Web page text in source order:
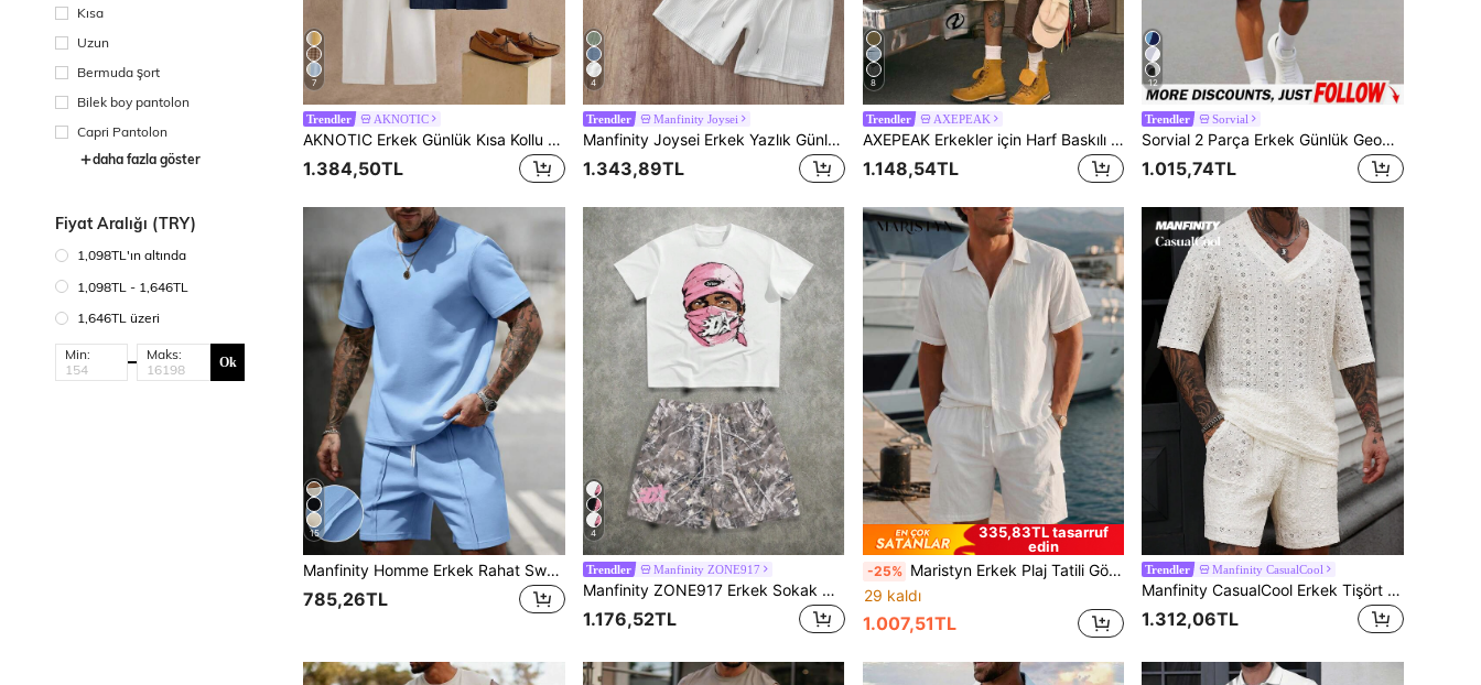
Kısa
Uzun
Bermuda şort
Bilek boy pantolon
Capri Pantolon
daha fazla göster
Fiyat Aralığı (TRY)
1,098TL'ın altında
1,098TL - 1,646TL
1,646TL üzeri
Min: Maks: Ok
7
Trendler AKNOTIC
AKNOTIC Erkek Günlük Kısa Kollu Gömlek & Pantolon Seti, Günlük Kullanıma Uygun 2 Parçalı Set, Yaz, Rahat Kombinler, Tatil, Babalar Günü Hediyesi
1.384,50TL
4
Trendler Manfinity Joysei
Manfinity Joysei Erkek Yazlık Günlük Düz Renk Dokulu Polo Tişört ve Şort Takımı, 2 Parça Smart Casual Takım
1.343,89TL
8
Trendler AXEPEAK
AXEPEAK Erkekler için Harf Baskılı Kargo Cepli Gömlek ve Şort Günlük Takım
1.148,54TL
12
Trendler Sorvial
Sorvial 2 Parça Erkek Günlük Geometrik Desenli Tişört Takımı, Yaz İçin Uygun
1.015,74TL
15
Manfinity Homme Erkek Rahat Sweatshirt Kumaş Bisiklet Yaka Kısa Kollu Tişört ve İpli Lastikli Bel Şort 2 Parça Set, Günlük Tatil, Parti, Buluşma, Arkadaş Randevusu, Top Sporları, Sade Ofis, İlkbahar/Yaz Klasik Yamamoto Stili Kısa Kollu Şort Takımı, Klasik En Çok Satan Set, Kişisel Kullanım veya Arkadaşlara Hediye İçin Uygun
785,26TL
4
Trendler Manfinity ZONE917
Manfinity ZONE917 Erkek Sokak Giyim Pembe Kamuflaj Grafik Baskılı Kapüşonlu Tişört Takımı
1.176,52TL
335,83TL tasarruf
edin
-25% Maristyn Erkek Plaj Tatili Gömleği ve Şortu Günlük Takım
29 kaldı
1.007,51TL
Trendler Manfinity CasualCool
Manfinity CasualCool Erkek Tişört Koordinatları
1.312,06TL